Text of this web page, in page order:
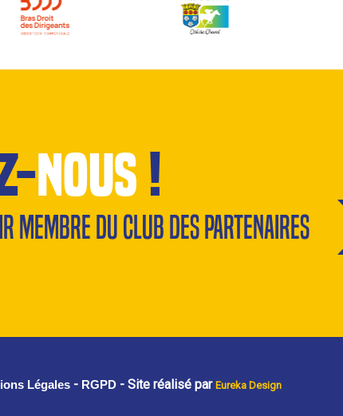
nous !
membre du Club des Partenaires
Légales- RGPD- Site réalisé par Eureka Design